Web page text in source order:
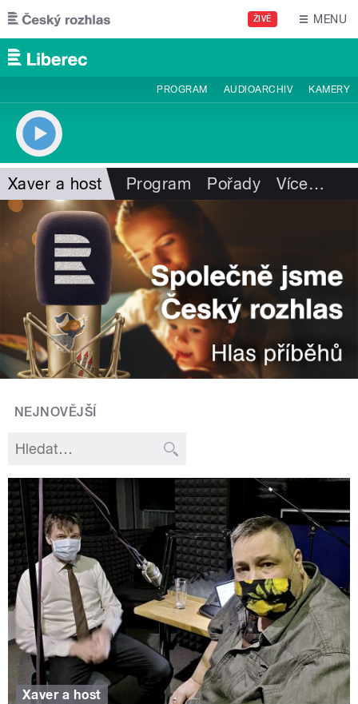
Přejít k hlavnímu obsahu
ŽIVĚ MENU
PROGRAM AUDIOARCHIV KAMERY
Xaver a host Program Pořady Více…
NEJNOVĚJŠÍ
Xaver a host